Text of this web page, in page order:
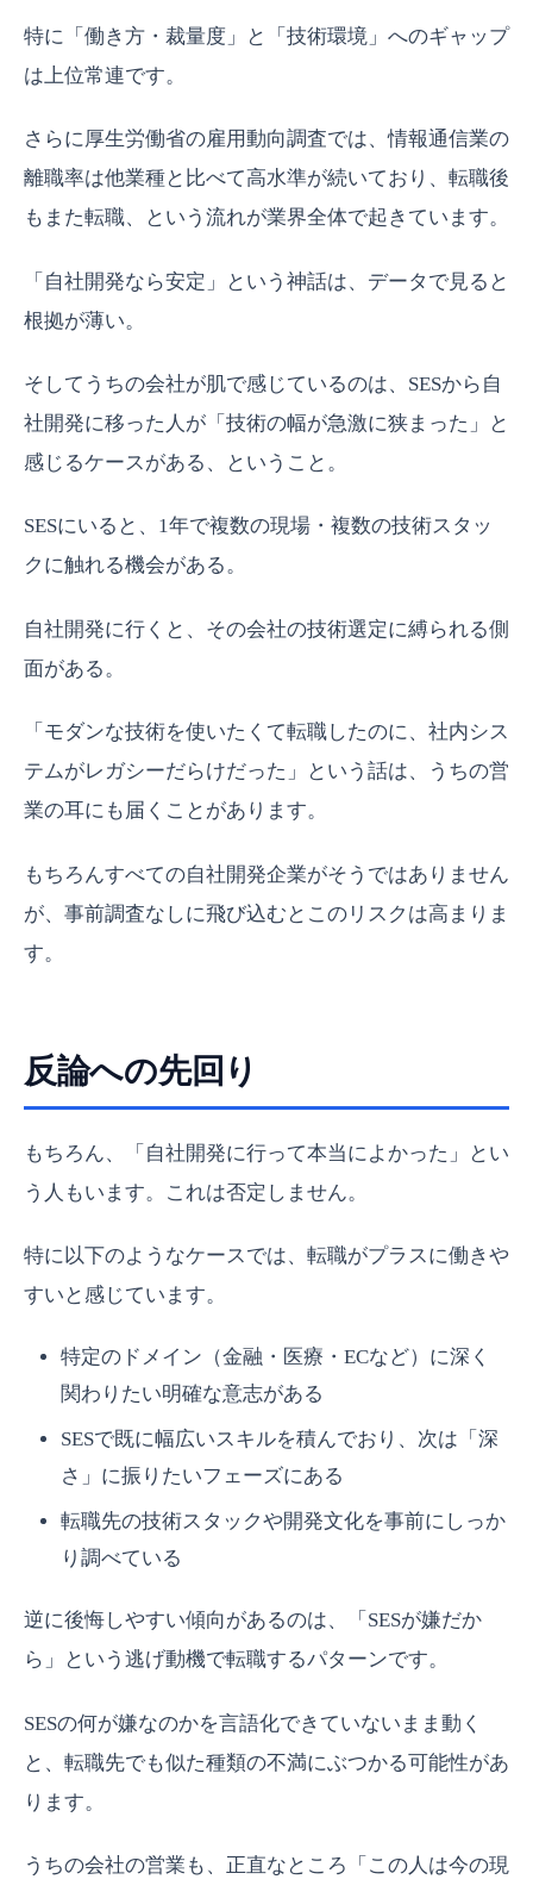
特に「働き方・裁量度」と「技術環境」へのギャップ
は上位常連です。
さらに厚生労働省の雇用動向調査では、情報通信業の
離職率は他業種と比べて高水準が続いており、転職後
もまた転職、という流れが業界全体で起きています。
「自社開発なら安定」という神話は、データで見ると
根拠が薄い。
そしてうちの会社が肌で感じているのは、SESから自
社開発に移った人が「技術の幅が急激に狭まった」と
感じるケースがある、ということ。
SESにいると、1年で複数の現場・複数の技術スタッ
クに触れる機会がある。
自社開発に行くと、その会社の技術選定に縛られる側
面がある。
「モダンな技術を使いたくて転職したのに、社内シス
テムがレガシーだらけだった」という話は、うちの営
業の耳にも届くことがあります。
もちろんすべての自社開発企業がそうではありません
が、事前調査なしに飛び込むとこのリスクは高まりま
す。
反論への先回り
もちろん、「自社開発に行って本当によかった」とい
う人もいます。これは否定しません。
特に以下のようなケースでは、転職がプラスに働きや
すいと感じています。
特定のドメイン（金融・医療・ECなど）に深く
関わりたい明確な意志がある
SESで既に幅広いスキルを積んでおり、次は「深
さ」に振りたいフェーズにある
転職先の技術スタックや開発文化を事前にしっか
り調べている
逆に後悔しやすい傾向があるのは、「SESが嫌だか
ら」という逃げ動機で転職するパターンです。
SESの何が嫌なのかを言語化できていないまま動く
と、転職先でも似た種類の不満にぶつかる可能性があ
ります。
うちの会社の営業も、正直なところ「この人は今の現